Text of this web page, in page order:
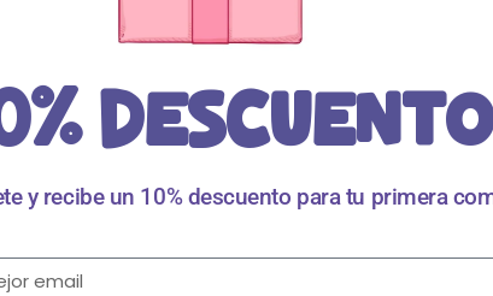
DESCUENTO
y recibe un 10% descuento para tu primera